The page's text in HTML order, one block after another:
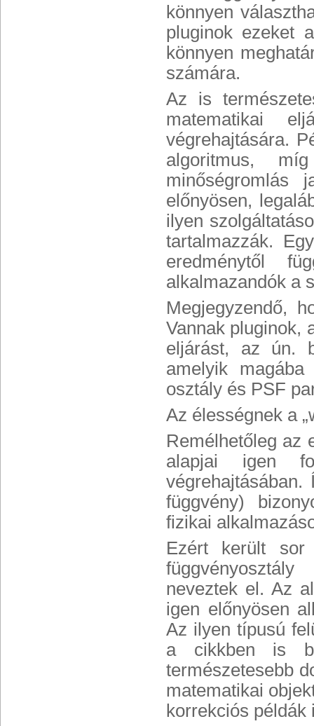
könnyen
pluginok ezeket
könnyen
számára.
Az is
matematikai
végrehajtására.
algoritmus,
minőségromlás
előnyösen,
ilyen
tartalmazzák.
eredménytől
alkalmazandók a
Megjegyzendő,
Vannak pluginok,
eljárást, az ún.
amelyik
osztály és PSF
Az élességnek a
Remélhetőleg az
alapjai igen
függvény)
fizikai
Ezért került sor
neveztek el. Az
igen előnyösen
Az ilyen típusú
a cikkben is
természetesebb
matematikai
korrekciós